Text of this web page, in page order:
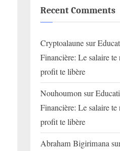
Recent Comments
Cryptoalaunesur
Financière: Le salaire
profit te libère
Nouhoumonsur
Financière: Le salaire
profit te libère
Abraham Bigirimana